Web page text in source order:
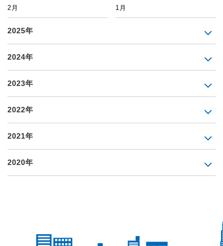
2月 1月
2025年
2024年
2023年
2022年
2021年
2020年